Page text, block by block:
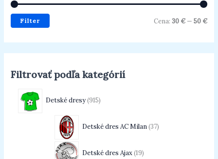
Filter Cena: 30 €— 50 €
Filtrovať podľa kategórií
Detské dresy 915
Detské dres AC Milan 37
Detské dres Ajax 19